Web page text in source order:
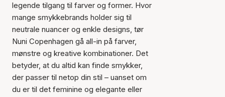
legende tilgang til farver og former. Hvor
mange smykkebrands holder sig til
neutrale nuancer og enkle designs, tør
Nuni Copenhagen gå all-in på farver,
mønstre og kreative kombinationer. Det
betyder, at du altid kan finde smykker,
der passer til netop din stil – uanset om
du er til det feminine og elegante eller